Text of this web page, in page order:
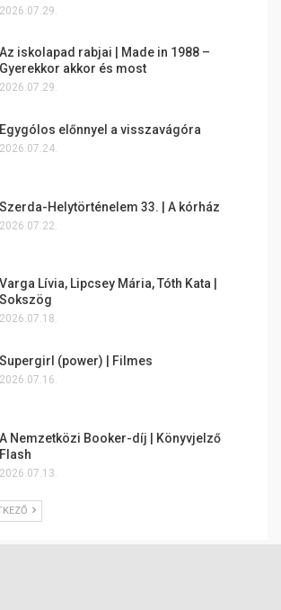
2026.07.29.
Az iskolapad rabjai | Made in 1988 –
Gyerekkor akkor és most
2026.07.29.
Egygólos előnnyel a visszavágóra
2026.07.24.
Szerda-Helytörténelem 33. | A kórház
2026.07.22.
Varga Lívia, Lipcsey Mária, Tóth Kata |
Sokszög
2026.07.18.
Supergirl (power) | Filmes
2026.07.16.
A Nemzetközi Booker-díj | Könyvjelző
Flash
2026.07.13.